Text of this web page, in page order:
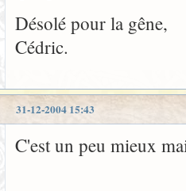
Désolé pour la gêne,
Cédric.
31-12-2004 15:43
C'est un peu mieux